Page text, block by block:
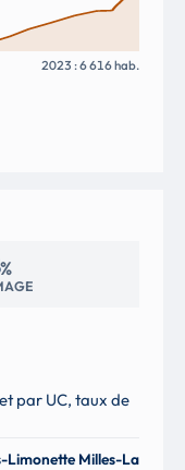
2023 : 6 616 hab.
%
par UC, taux de
Limonette Milles-La